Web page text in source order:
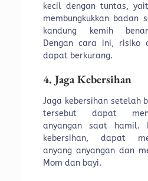
kecil dengan tuntas,
membungkukkan badan
kandung kemih
Dengan cara ini, risiko
dapat berkurang.
4. Jaga Kebersihan
Jaga kebersihan setelah
tersebut dapat
anyangan saat hamil.
kebersihan, dapat
anyang anyangan dan
Mom dan bayi.